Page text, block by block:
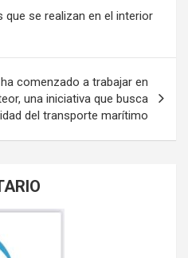
se realizan en el interior
comenzado a trabajar en
una iniciativa que busca
del transporte marítimo